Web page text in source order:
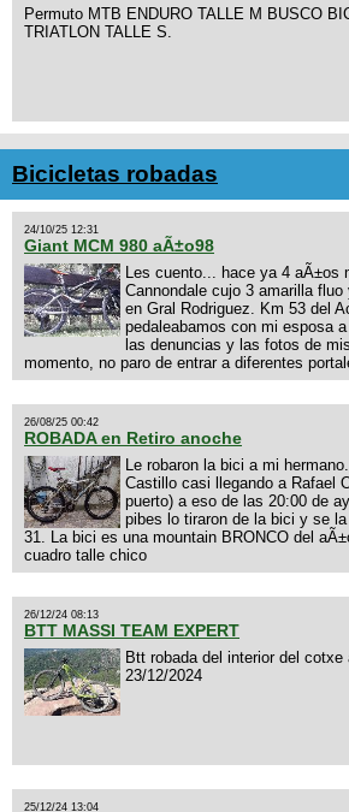
Permuto MTB ENDURO TALLE M BUSCO
TRIATLON TALLE S.
Bicicletas robadas
24/10/25 12:31
Giant MCM 980 aÃ±o98
Les cuento... hace ya 4 aÃ±os
Cannondale cujo 3 amarilla
en Gral Rodriguez. Km 53 del
pedaleabamos con mi esposa
las denuncias y las fotos de
momento, no paro de entrar a diferentes
26/08/25 00:42
ROBADA en Retiro anoche
Le robaron la bici a mi
Castillo casi llegando a Rafael
puerto) a eso de las 20:00 de
pibes lo tiraron de la bici y se
31. La bici es una mountain BRONCO del
cuadro talle chico
26/12/24 08:13
BTT MASSI TEAM EXPERT
Btt robada del interior del cotxe
23/12/2024
25/12/24 13:04